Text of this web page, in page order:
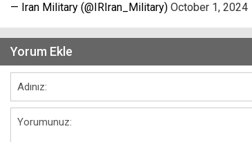
— Iran Military (@IRIran_Military) October 1, 2024
Yorum Ekle